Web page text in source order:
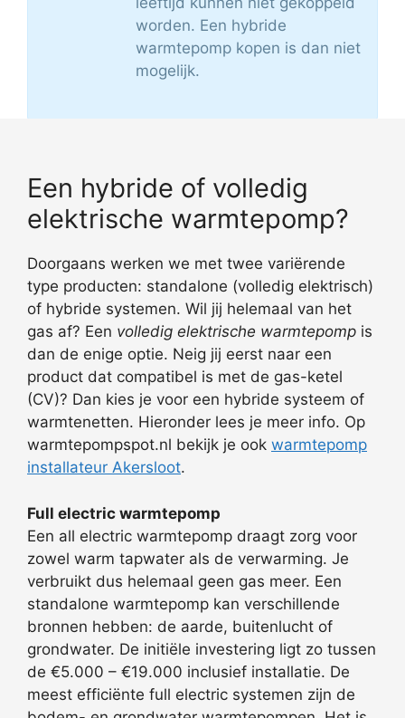
worden. Een hybride
warmtepomp kopen is dan niet
mogelijk.
Een hybride of volledig
elektrische warmtepomp?
Doorgaans werken we met twee variërende
type producten: standalone (volledig elektrisch)
of hybride systemen. Wil jij helemaal van het
gas af? Een volledig elektrische warmtepomp is
dan de enige optie. Neig jij eerst naar een
product dat compatibel is met de gas-ketel
(CV)? Dan kies je voor een hybride systeem of
warmtenetten. Hieronder lees je meer info. Op
warmtepompspot.nl bekijk je ook warmtepomp
installateur Akersloot.
Full electric warmtepomp
Een all electric warmtepomp draagt zorg voor
zowel warm tapwater als de verwarming. Je
verbruikt dus helemaal geen gas meer. Een
standalone warmtepomp kan verschillende
bronnen hebben: de aarde, buitenlucht of
grondwater. De initiële investering ligt zo tussen
de €5.000 – €19.000 inclusief installatie. De
meest efficiënte full electric systemen zijn de